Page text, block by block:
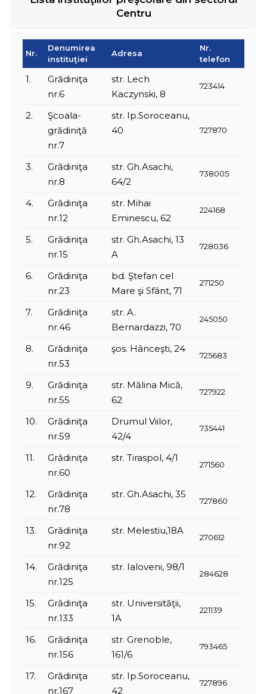
Centru
Nr.
Denumirea
instituţiei
Adresa
Nr.
telefon
1.
Grădiniţa
nr.6
str. Lech
Kaczynski, 8
723414
2.
Şcoala-
grădiniţă
nr.7
str. Ip.Soroceanu,
40
727870
3.
Grădiniţa
nr.8
str. Gh.Asachi,
64/2
738005
4.
Grădiniţa
nr.12
str. Mihai
Eminescu, 62
224168
5.
Grădiniţa
nr.15
str. Gh.Asachi, 13
A
728036
6.
Grădiniţa
nr.23
bd. Ştefan cel
Mare şi Sfânt, 71
271250
7.
Grădiniţa
nr.46
str. A.
Bernardazzi, 70
245050
8.
Grădiniţa
nr.53
şos. Hânceşti, 24
725683
9.
Grădiniţa
nr.55
str. Mălina Mică,
62
727922
10.
Grădiniţa
nr.59
Drumul Viilor,
42/4
735441
11.
Grădiniţa
nr.60
str. Tiraspol, 4/1
271560
12.
Grădiniţa
nr.78
str. Gh.Asachi, 35
727860
13.
Grădiniţa
nr.92
str. Melestiu,18A
270612
14.
Grădiniţa
nr.125
str. Ialoveni, 98/1
284628
15.
Grădiniţa
nr.133
str. Universităţii,
1A
221139
16.
Grădiniţa
nr.156
str. Grenoble,
161/6
793465
17.
Grădiniţa
nr.167
str. Ip.Soroceanu,
42
727896